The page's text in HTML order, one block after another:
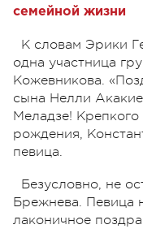
семейной жизни
К словам Эрики
одна участница
Кожевникова.
сына Нелли
Меладзе!
рождения,
певица.
Безусловно, не
Брежнева. Певица
лаконичное